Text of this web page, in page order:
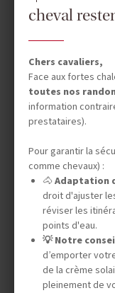
cheval
Chers cavaliers,
Face aux fortes
toutes nos
information
prestataires).
Pour garantir la
comme chevaux) :
🐴 Adaptation
droit d'ajuster
réviser les
points d'eau.
💡 Notre
d’emporter
de la crème
pleinement de